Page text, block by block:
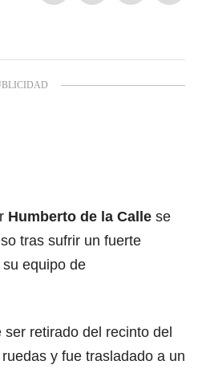
Humberto de la Calle se
tras sufrir un fuerte
equipo de
retirado del recinto del
y fue trasladado a un